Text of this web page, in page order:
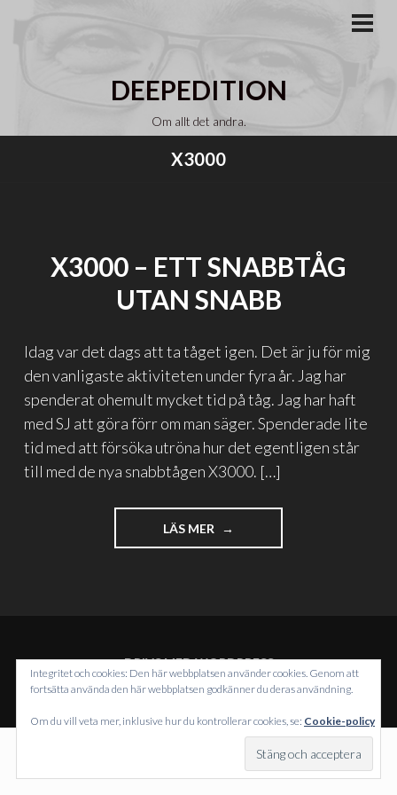
DEEPEDITION
Om allt det andra.
X3000
X3000 – ETT SNABBTÅG
UTAN SNABB
Idag var det dags att ta tåget igen. Det är ju för mig
den vanligaste aktiviteten under fyra år. Jag har
spenderat ohemult mycket tid på tåg. Jag har haft
med SJ att göra förr om man säger. Spenderade lite
tid med att försöka utröna hur det egentligen står
till med de nya snabbtågen X3000. […]
LÄS MER
"X3000
–
DRIVS MED WORDPRESS
TEMA: INTERGALACTIC AVWORDPRESS.COM.
Integritet och cookies: Den här webbplatsen använder cookies. Genom att
fortsätta använda den här webbplatsen godkänner du deras användning.
Om du vill veta mer, inklusive hur du kontrollerar cookies, se: Cookie-policy